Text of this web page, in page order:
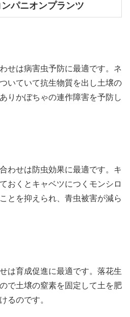
パニオンプランツ
せは病害虫予防に最適です。ネ
いていて抗生物質を出し土壌の
りかぼちゃの連作障害を予防し
わせは防虫効果に最適です。キ
おくとキャベツにつくモンシロ
とを抑えられ、青虫被害が減ら
は育成促進に最適です。落花生
で土壌の窒素を固定して土を肥
るのです。